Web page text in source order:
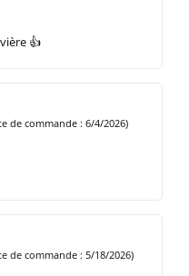
👍
de commande : 6/4/2026)
de commande : 5/18/2026)